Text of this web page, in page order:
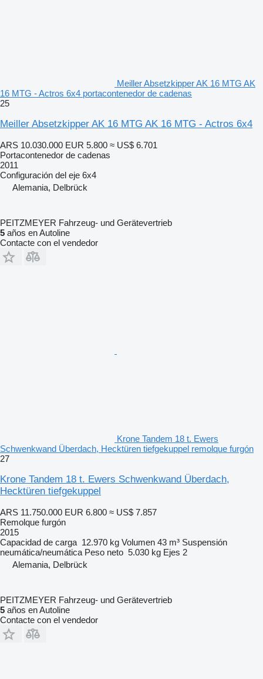
Meiller Absetzkipper AK 16 MTG AK
16 MTG - Actros 6x4 portacontenedor de cadenas
25
Meiller Absetzkipper AK 16 MTG AK 16 MTG - Actros 6x4
ARS 10.030.000 EUR 5.800 ≈ US$ 6.701
Portacontenedor de cadenas
2011
Configuración del eje 6x4
Alemania, Delbrück
PEITZMEYER Fahrzeug- und Gerätevertrieb
5 años en Autoline
Contacte con el vendedor
Krone Tandem 18 t. Ewers
Schwenkwand Überdach, Hecktüren tiefgekuppel remolque furgón
27
Krone Tandem 18 t. Ewers Schwenkwand Überdach,
Hecktüren tiefgekuppel
ARS 11.750.000 EUR 6.800 ≈ US$ 7.857
Remolque furgón
2015
Capacidad de carga 12.970 kg Volumen 43 m³ Suspensión
neumática/neumática Peso neto 5.030 kg Ejes 2
Alemania, Delbrück
PEITZMEYER Fahrzeug- und Gerätevertrieb
5 años en Autoline
Contacte con el vendedor